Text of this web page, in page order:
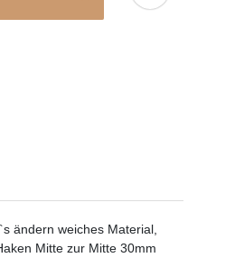
ändern weiches Material,
Mitte zur Mitte 30mm